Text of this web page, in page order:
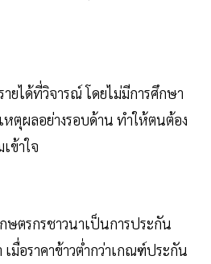
ายได้ที่วิจารณ์ โดยไม่มีการศึกษา
หตุผลอย่างรอบด้าน ทำให้ตนต้อง
ข้าใจ
ษตรกรชาวนาเป็นการประกัน
เมื่อราคาข้าวต่ำกว่าเกณฑ์ประกัน